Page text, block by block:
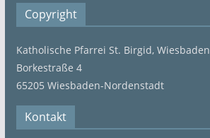
Copyright
Katholische Pfarrei St. Birgid, Wiesbaden
Borkestraße 4
65205 Wiesbaden-Nordenstadt
Kontakt